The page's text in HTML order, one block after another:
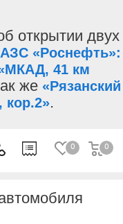
открытии двух
АЗС «Роснефть»:
41 км
же «Рязанский
кор.2».
0 0